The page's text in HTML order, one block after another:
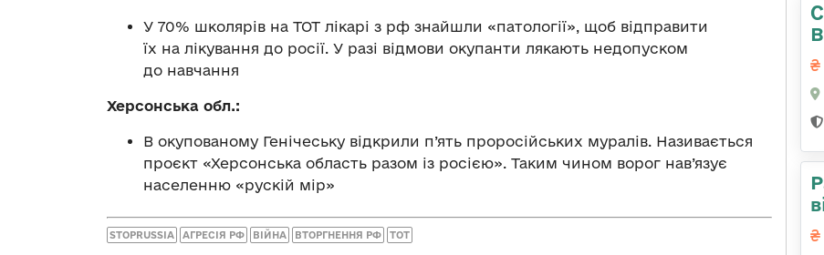
У 70% школярів на ТОТ лікарі з рф знайшли «патології», щоб відправити
їх на лікування до росії. У разі відмови окупанти лякають недопуском
до навчання
Херсонська обл.:
В окупованому Генічеську відкрили п’ять проросійських муралів. Називається
проєкт «Херсонська область разом із росією». Таким чином ворог нав’язує
населенню «рускій мір»
STOPRUSSIA АГРЕСІЯ РФ ВІЙНА ВТОРГНЕННЯ РФ ТОТ